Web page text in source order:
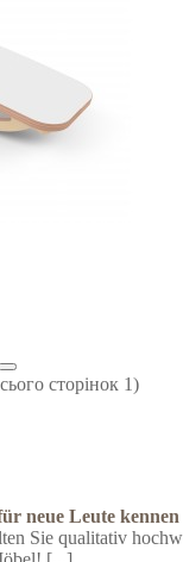
сторінок 1)
neue Leute kennen
Sie qualitativ